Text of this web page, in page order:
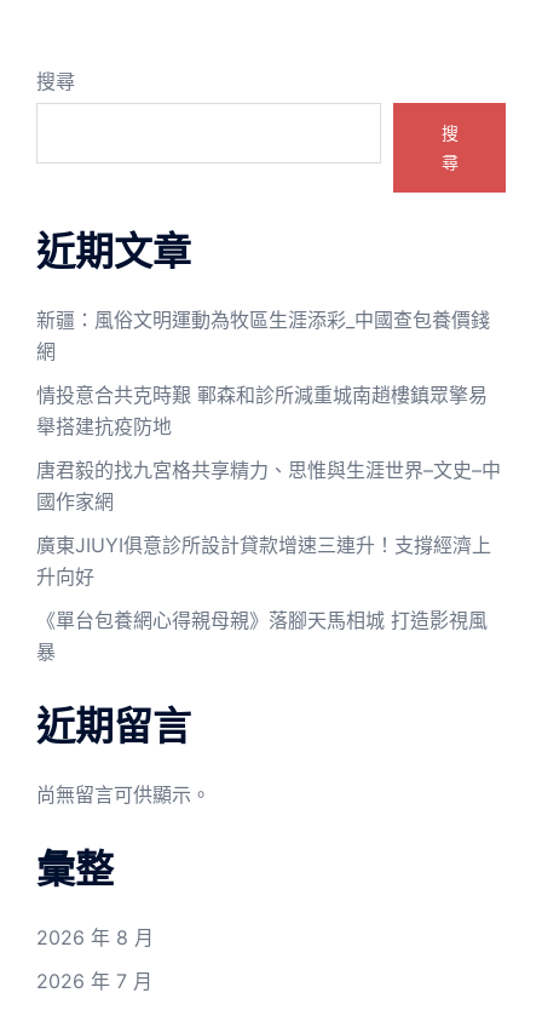
搜尋
搜
尋
近期文章
新疆：風俗文明運動為牧區生涯添彩_中國查包養價錢
網
情投意合共克時艱 鄆森和診所減重城南趙樓鎮眾擎易
舉搭建抗疫防地
唐君毅的找九宮格共享精力、思惟與生涯世界–文史–中
國作家網
廣東JIUYI俱意診所設計貸款增速三連升！支撐經濟上
升向好
《單台包養網心得親母親》落腳天馬相城 打造影視風
暴
近期留言
尚無留言可供顯示。
彙整
2026 年 8 月
2026 年 7 月